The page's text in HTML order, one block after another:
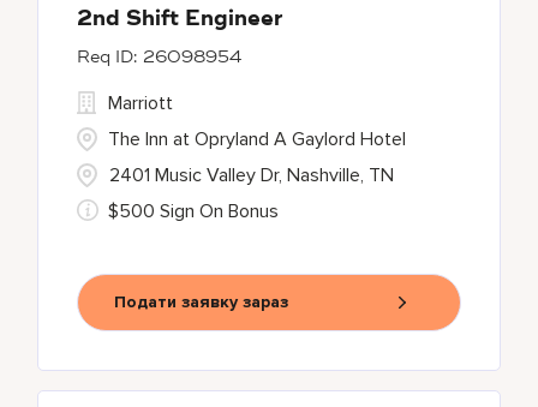
2nd Shift Engineer
26098954
2401 Music Valley Dr, Nashville, TN
Marriott
The Inn at Opryland A Gaylord Hotel
$500 Sign On Bonus
Подати заявку зараз